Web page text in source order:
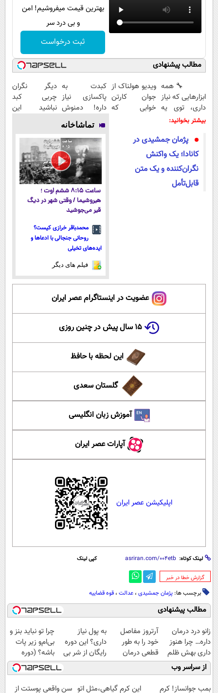
بهترین قیمت میفروشیم! امن
و بی درد سر
ثبت درخواست
مطالب پیشنهادی
🔧 همه
ابزارهایی که نیاز
داری، توی یه
کیف جمع شده!
محدود
ویدیو هولناک از
جوان کارتن
خوابی که
کبدت به
پاکسازی نیاز
داره! دمنوش
کبد55%تخفیف
دیگر نگران
چربی کبد
نباشید این
بیشتر بخوانید:
پژمان جمشیدی در
کانادا؛ یک واکنش
نگران‌کننده و یک متن
قابل‌تأمل
تماشاخانه
ساعت ۸:۱۵ ششم اوت ؛
هیروشیما / وقتی شهر در دیگ
قیر می‌جوشید
محمدباقر خرازی کیست؟
روحانی جنجالی با ادعاها و
ایده‌های تخیلی
فیلم های دیگر
عضویت در اینستاگرام عصر ایران
۱۵ سال پیش در چنین روزی
این لحظه با حافظ
گلستان سعدی
آموزش زبان انگلیسی
آپارات عصر ایران
اپلیکیشن عصر ایران
لینک کوتاه: کپی لینک
‌گزارش خطا در خبر
برچسب ها: پژمان جمشیدی ، عدالت ، قوه قضاییه
مطالب پیشنهادی
زانو درد درمان
داره… چرا هنوز
داری بهش ظلم
می‌کنی؟
آرتروز مفاصل
خود را به طور
قطعی درمان
کنید!
◗پرسش‌نامه◖
به پول نیاز
داری؟ این دوره
رایگان از شر بی
پولی خلاصت
میکنه
چرا تو نباید بنز و
بی‌ام‌و زیر پات
باشه؟ (دوره
رایگان درآمد
میلیاردی)
از سراسر وب
بمب جوانساز! کرم
این کرم گیاهی،مثل اتو سن واقعی پوستت از